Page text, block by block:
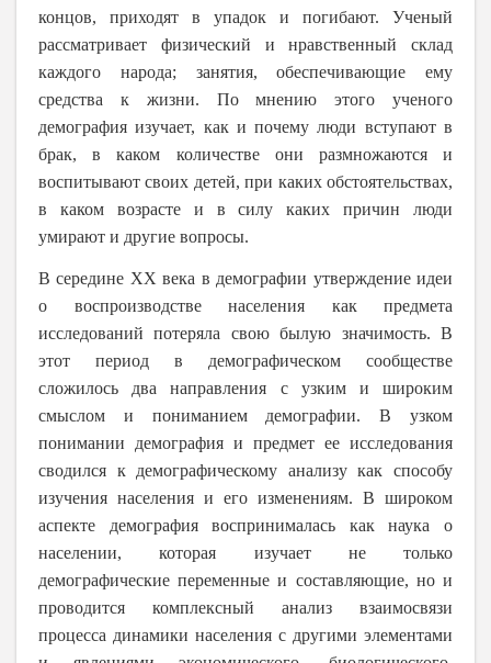
концов, приходят в упадок и погибают. Ученый
рассматривает физический и нравственный склад
каждого народа; занятия, обеспечивающие ему
средства к жизни. По мнению этого ученого
демография изучает, как и почему люди вступают в
брак, в каком количестве они размножаются и
воспитывают своих детей, при каких обстоятельствах,
в каком возрасте и в силу каких причин люди
умирают и другие вопросы.
В середине ХХ века в демографии утверждение идеи
о воспроизводстве населения как предмета
исследований потеряла свою былую значимость. В
этот период в демографическом сообществе
сложилось два направления с узким и широким
смыслом и пониманием демографии. В узком
понимании демография и предмет ее исследования
сводился к демографическому анализу как способу
изучения населения и его изменениям. В широком
аспекте демография воспринималась как наука о
населении, которая изучает не только
демографические переменные и составляющие, но и
проводится комплексный анализ взаимосвязи
процесса динамики населения с другими элементами